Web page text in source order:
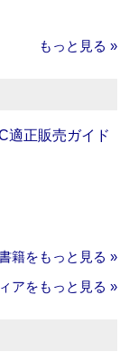
もっと見る »
適正販売ガイド
籍をもっと見る »
アをもっと見る »